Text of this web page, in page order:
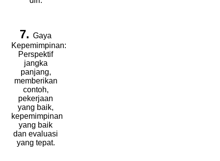
7. Gaya
Kepemimpinan:
Perspektif
jangka
panjang,
memberikan
contoh,
pekerjaan
yang baik,
kepemimpinan
yang baik
dan evaluasi
yang tepat.